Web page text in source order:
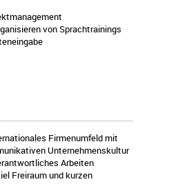
von Sprachtrainings
Firmenumfeld mit
Unternehmenskultur
Arbeiten
Freiraum und kurzen